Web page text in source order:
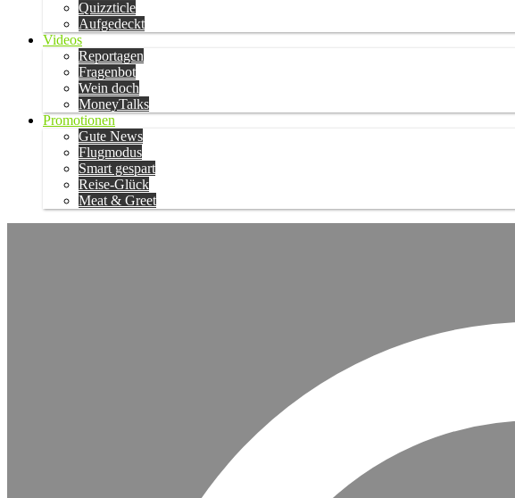
Quizzticle
Aufgedeckt
Videos
Reportagen
Fragenbot
Wein doch
MoneyTalks
Promotionen
Gute News
Flugmodus
Smart gespart
Reise-Glück
Meat & Greet